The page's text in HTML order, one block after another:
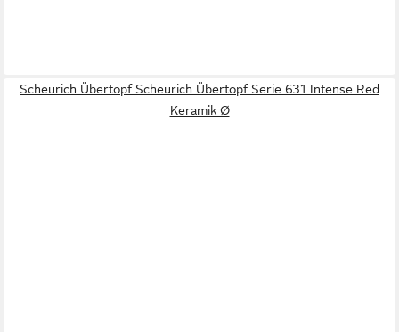
Scheurich Übertopf Scheurich Übertopf Serie 631 Intense Red
Keramik Ø